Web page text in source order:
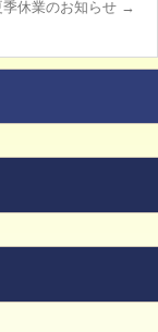
休業のお知らせ →